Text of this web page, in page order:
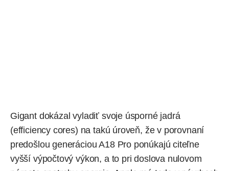
Gigant dokázal vyladiť svoje úsporné jadrá
(efficiency cores) na takú úroveň, že v porovnaní
predošlou generáciou A18 Pro ponúkajú citeľne
vyšší výpočtový výkon, a to pri doslova nulovom